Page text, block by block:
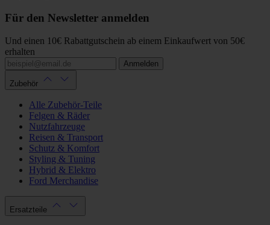
Für den Newsletter anmelden
Und einen 10€ Rabattgutschein ab einem Einkaufwert von 50€
erhalten
Anmelden
Zubehör
Alle Zubehör-Teile
Felgen & Räder
Nutzfahrzeuge
Reisen & Transport
Schutz & Komfort
Styling & Tuning
Hybrid & Elektro
Ford Merchandise
Ersatzteile